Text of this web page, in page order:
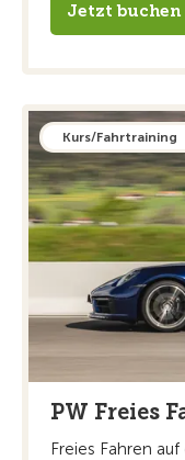
Jetzt buchen
Kurs/Fahrtraining
PW Freies
Freies Fahren